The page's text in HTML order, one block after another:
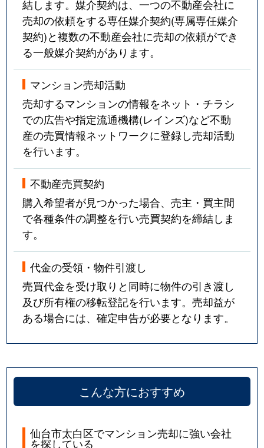
結します。媒介契約は、一つの不動産会社に
売却の依頼をする専任媒介契約(専属専任媒介
契約)と複数の不動産会社に売却の依頼ができ
る一般媒介契約があります。
マンション売却活動
売却するマンションの情報をネット・チラシ
での広告や指定流通機構(レインズ)など不動
産の売買情報ネットワークに登録し売却活動
を行います。
不動産売買契約
購入希望者が見つかった場合、売主・買主間
で各種条件の調整を行い売買契約を締結しま
す。
代金の受領・物件引渡し
売買代金を受け取りと同時に物件の引き渡し
及び所有権の移転登記を行います。売却益が
ある場合には、確定申告が必要となります。
こんな方におすすめ
仙台市太白区でマンション売却に強い会社
を探している